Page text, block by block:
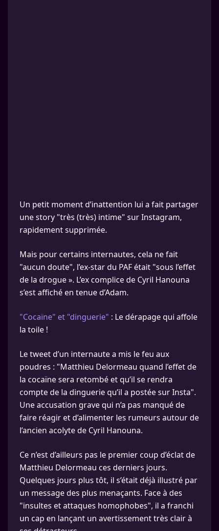
Un petit moment d’inattention lui a fait partager
une story "très (très) intime" sur Instagram,
rapidement supprimée.
Mais pour certains internautes, cela ne fait
"aucun doute", l’ex-star du PAF était "sous l’effet
de la drogue ». L’ex complice de Cyril Hanouna
s’est affiché en tenue d’Adam.
"Cocaïne" et "dinguerie" : Le dérapage qui affole
la toile !
Le tweet d’un internaute a mis le feu aux
poudres : "Matthieu Delormeau quand l’effet de
la cocaïne sera retombé et qu’il se rendra
compte de la dinguerie qu’il a postée sur Insta".
Une accusation grave qui n’a pas manqué de
faire réagir et d’alimenter les rumeurs autour de
l’ancien acolyte de Cyril Hanouna.
Ce n’est d’ailleurs pas le premier coup d’éclat de
Matthieu Delormeau ces derniers jours.
Quelques jours plus tôt, il s’était déjà illustré par
un message des plus menaçants. Face à des
"insultes et attaques homophobes", il a franchi
un cap en lançant un avertissement très clair à